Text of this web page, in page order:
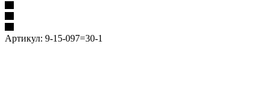
Артикул: 9-15-097=30-1